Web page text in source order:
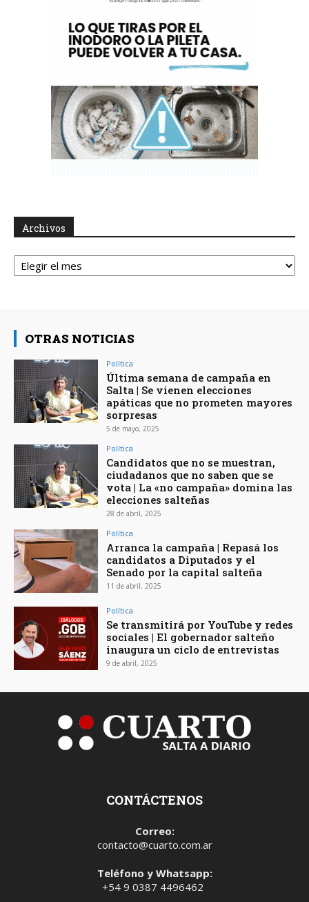
Archivos
Archivos
OTRAS NOTICIAS
Política
Última semana de campaña en
Salta | Se vienen elecciones
apáticas que no prometen mayores
sorpresas
5 de mayo, 2025
Política
Candidatos que no se muestran,
ciudadanos que no saben que se
vota | La «no campaña» domina las
elecciones salteñas
28 de abril, 2025
Política
Arranca la campaña | Repasá los
candidatos a Diputados y el
Senado por la capital salteña
11 de abril, 2025
Política
Se transmitirá por YouTube y redes
sociales | El gobernador salteño
inaugura un ciclo de entrevistas
9 de abril, 2025
CONTÁCTENOS
Correo:
contacto@cuarto.com.ar
Teléfono y Whatsapp:
+54 9 0387 4496462